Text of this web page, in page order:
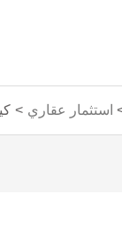
استثمار عقاري